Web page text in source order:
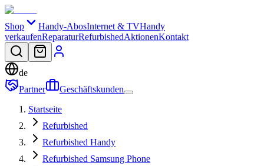
Shop Handy-AbosInternet & TVHandy
verkaufenReparaturRefurbishedAktionenKontakt
de
Partner
Geschäftskunden
Startseite
Refurbished
Refurbished Handy
Refurbished Samsung Phone